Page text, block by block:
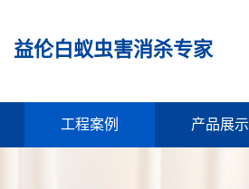
益伦白蚁虫害消杀专家
工程案例 产品展示